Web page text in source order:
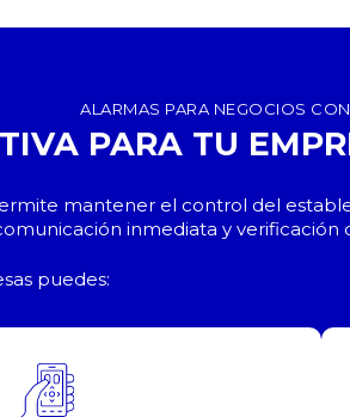
ALARMAS PARA NEGOCIOS
PARA TU
mantener el control del
inmediata y
puedes: